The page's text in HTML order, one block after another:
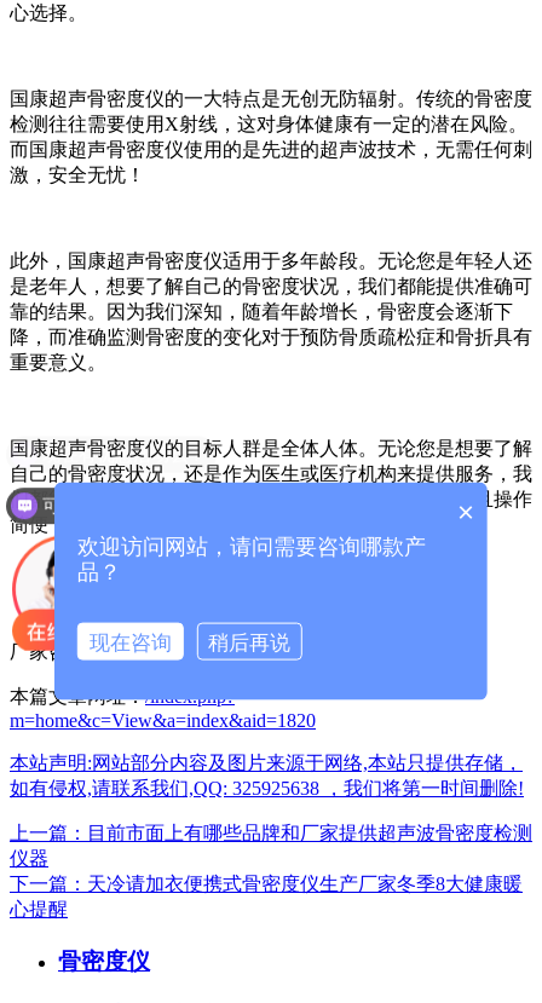
心选择。
国康超声骨密度仪的一大特点是无创无防辐射。传统的骨密度
检测往往需要使用X射线，这对身体健康有一定的潜在风险。
而国康超声骨密度仪使用的是先进的超声波技术，无需任何刺
激，安全无忧！
此外，国康超声骨密度仪适用于多年龄段。无论您是年轻人还
是老年人，想要了解自己的骨密度状况，我们都能提供准确可
靠的结果。因为我们深知，随着年龄增长，骨密度会逐渐下
降，而准确监测骨密度的变化对于预防骨质疏松症和骨折具有
重要意义。
国康超声骨密度仪的目标人群是全体人体。无论您是想要了解
自己的骨密度状况，还是作为医生或医疗机构来提供服务，我
们都能够满足您的需求。我们的产品不仅精准可靠，而且操作
简便，每个人都能够轻松使用。
厂家咨询电话：13626329298（微信同号）
本篇文章网址：/index.php?
m=home&c=View&a=index&aid=1820
本站声明:网站部分内容及图片来源于网络,本站只提供存储，
如有侵权,请联系我们,QQ: 325925638 ，我们将第一时间删除!
上一篇：目前市面上有哪些品牌和厂家提供超声波骨密度检测
仪器
下一篇：天冷请加衣便携式骨密度仪生产厂家冬季8大健康暖
心提醒
骨密度仪
现在有优惠活动么？
×
欢迎访问网站，请问需要咨询哪款产
品？
现在咨询 稍后再说